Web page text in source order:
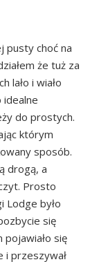
pusty choć na
że tuż za
lało i wiało
idealne
do prostych.
którym
sposób.
drogą, a
Prosto
Lodge było
się
się
i przeszywał